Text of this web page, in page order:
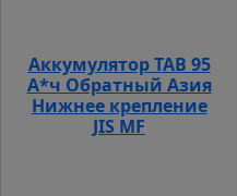
Аккумулятор TAB 95
А*ч Обратный Азия
Нижнее крепление
JIS MF